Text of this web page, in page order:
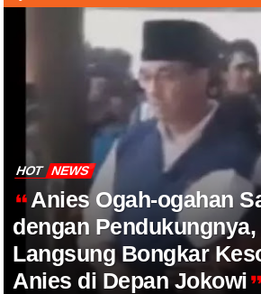
HOT NEWS
Anies Ogah-ogahan
dengan
Langsung Bongkar
Anies di Depan Jokowi